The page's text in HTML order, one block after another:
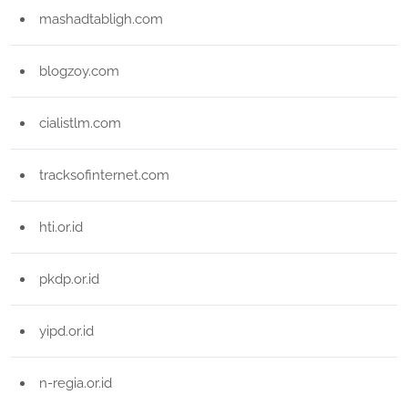
mashadtabligh.com
blogzoy.com
cialistlm.com
tracksofinternet.com
hti.or.id
pkdp.or.id
yipd.or.id
n-regia.or.id